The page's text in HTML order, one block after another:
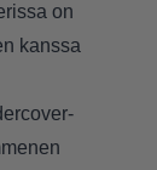
on
kanssa